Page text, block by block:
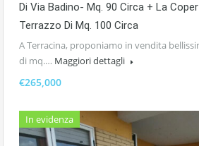
Di Via Badino- Mq. 90 Circa + La
Terrazzo Di Mq. 100 Circa
A Terracina, proponiamo in vendita
di mq.… Maggiori dettagli
€265,000
In evidenza